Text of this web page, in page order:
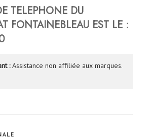
TELEPHONE DU
FONTAINEBLEAU EST LE :
:Assistance non affiliée aux marques.